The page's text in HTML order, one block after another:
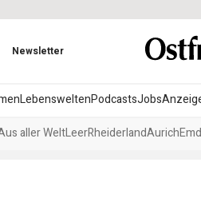
Newsletter
LebensweltenPodcastsJobs
aller WeltLeerRheiderlandAurich